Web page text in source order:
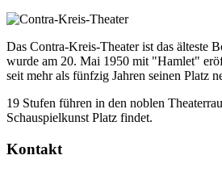
Das Contra-Kreis-Theater ist das älteste
wurde am 20. Mai 1950 mit "Hamlet"
seit mehr als fünfzig Jahren seinen Platz
19 Stufen führen in den noblen
Schauspielkunst Platz findet.
Kontakt